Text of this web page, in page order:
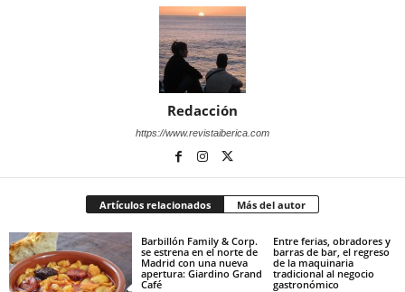
Redacción
https://www.revistaiberica.com
Artículos relacionados Más del autor
Barbillón Family & Corp.
se estrena en el norte de
Madrid con una nueva
apertura: Giardino Grand
Café
Entre ferias, obradores y
barras de bar, el regreso
de la maquinaria
tradicional al negocio
gastronómico